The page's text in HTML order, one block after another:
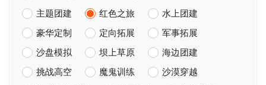
主题团建
红色之旅
水上团建
豪华定制
定向拓展
军事拓展
沙盘模拟
坝上草原
海边团建
挑战高空
魔鬼训练
沙漠穿越